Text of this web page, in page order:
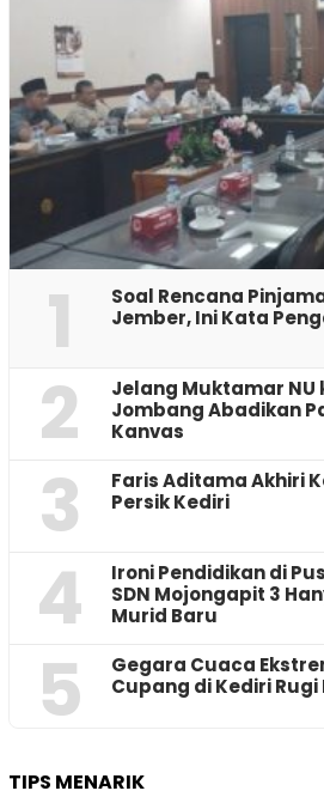
1
‎Soal Rencana
Jember, Ini Kata
2
Jelang Muktamar NU
Jombang Abadikan
Kanvas
3
Faris Aditama Akhiri
Persik Kediri
4
Ironi Pendidikan di
SDN Mojongapit 3
Murid Baru
5
‎Gegara Cuaca
Cupang di Kediri
TIPS MENARIK